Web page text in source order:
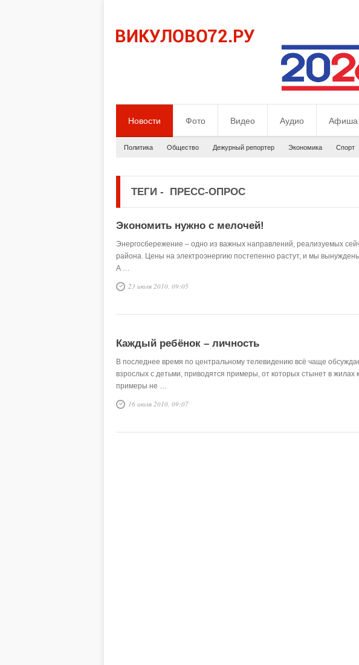
Новости Фото Видео Аудио Афиша
Политика Общество Дежурный репортер Экономика Спорт
ТЕГИ - ПРЕСС-ОПРОС
Экономить нужно с мелочей!
Энергосбережение – одно из важных направлений, реализуемых
района. Цены на электроэнергию постепенно растут, и мы
А …
23 июля 2010, 09:05
Каждый ребёнок – личность
В последнее время по центральному телевидению всё чаще
взрослых с детьми, приводятся примеры, от которых стынет в жилах
примеры не …
16 июля 2010, 09:07